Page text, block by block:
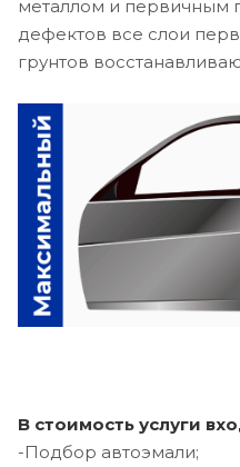
металлом и первичным
дефектов все слои
грунтов
В стоимость услуги
-Подбор автоэмали;